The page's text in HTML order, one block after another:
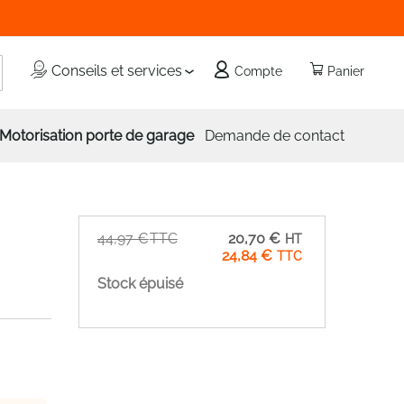
Panier
Conseils et services Compte
Motorisation porte de garage Demande de contact
Prix
Spécial
24,84 €
20,70 €
44,97 €
Stock épuisé